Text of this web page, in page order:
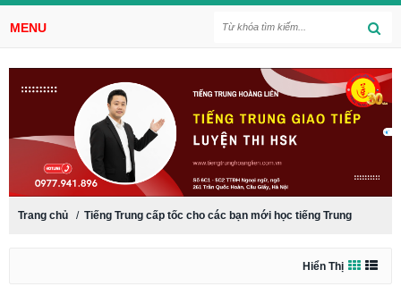
Trang chủ / Tiếng Trung cấp tốc cho các bạn mới học tiếng Trung
Hiển Thị